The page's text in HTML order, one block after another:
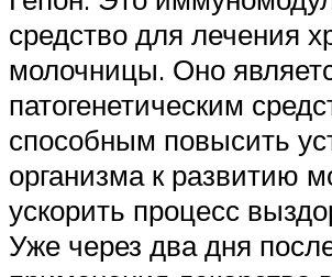
средство для лечения
молочницы. Оно
патогенетическим
способным повысить
организма к развитию
ускорить процесс
Уже через два дня